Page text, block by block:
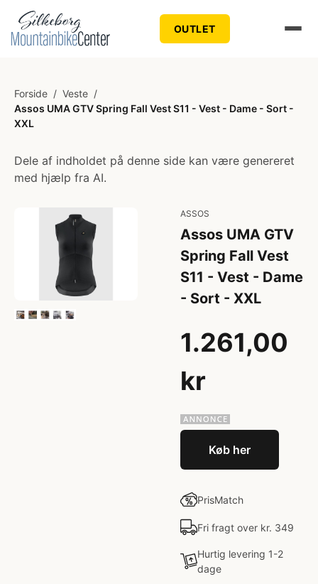
OUTLET
Forside / Veste /
Assos UMA GTV Spring Fall Vest S11 - Vest - Dame - Sort -
XXL
Dele af indholdet på denne side kan være genereret
med hjælp fra AI.
ASSOS
Assos UMA GTV
Spring Fall Vest
S11 - Vest - Dame
- Sort - XXL
1.261,00
kr
Køb her
PrisMatch
Fri fragt over kr. 349
Hurtig levering 1-2
dage